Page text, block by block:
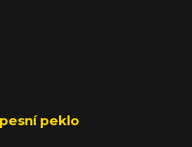
peklo